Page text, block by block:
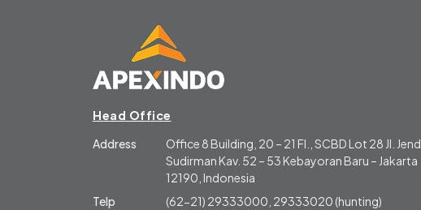
Head Office
Address
Office 8 Building, 20 – 21 Fl., SCBD Lot 28 Jl. Jend.
Sudirman Kav. 52 – 53 Kebayoran Baru – Jakarta
12190, Indonesia
Telp
(62-21) 29333000, 29333020 (hunting)